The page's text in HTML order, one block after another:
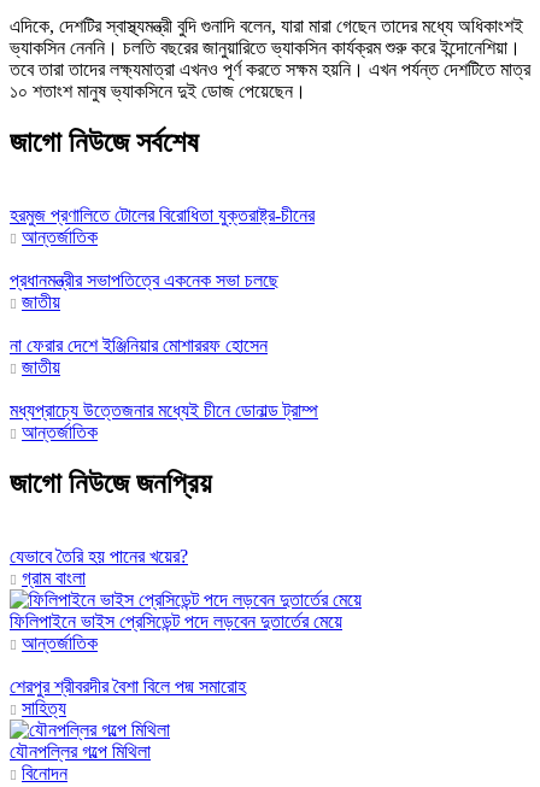
এদিকে, দেশটির স্বাস্থ্যমন্ত্রী বুদি গুনাদি বলেন, যারা মারা গেছেন তাদের মধ্যে অধিকাংশই
ভ্যাকসিন নেননি। চলতি বছরের জানুয়ারিতে ভ্যাকসিন কার্যক্রম শুরু করে ইন্দোনেশিয়া।
তবে তারা তাদের লক্ষ্যমাত্রা এখনও পূর্ণ করতে সক্ষম হয়নি। এখন পর্যন্ত দেশটিতে মাত্র
১০ শতাংশ মানুষ ভ্যাকসিনে দুই ডোজ পেয়েছেন।
জাগো নিউজে সর্বশেষ
হরমুজ প্রণালিতে টোলের বিরোধিতা যুক্তরাষ্ট্র-চীনের
আন্তর্জাতিক
প্রধানমন্ত্রীর সভাপতিত্বে একনেক সভা চলছে
জাতীয়
না ফেরার দেশে ইঞ্জিনিয়ার মোশাররফ হোসেন
জাতীয়
মধ্যপ্রাচ্যে উত্তেজনার মধ্যেই চীনে ডোনাল্ড ট্রাম্প
আন্তর্জাতিক
জাগো নিউজে জনপ্রিয়
যেভাবে তৈরি হয় পানের খয়ের?
গ্রাম বাংলা
ফিলিপাইনে ভাইস প্রেসিডেন্ট পদে লড়বেন দুতার্তের মেয়ে
আন্তর্জাতিক
শেরপুর শ্রীবরদীর বৈশা বিলে পদ্ম সমারোহ
সাহিত্য
যৌনপল্লির গল্পে মিথিলা
বিনোদন